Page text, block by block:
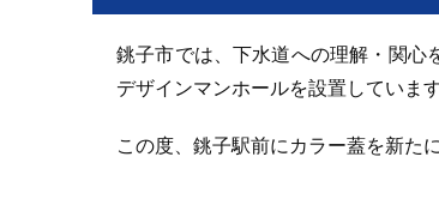
銚子市では、下水道への理解・関心
デザインマンホールを設置しています
この度、銚子駅前にカラー蓋を新た